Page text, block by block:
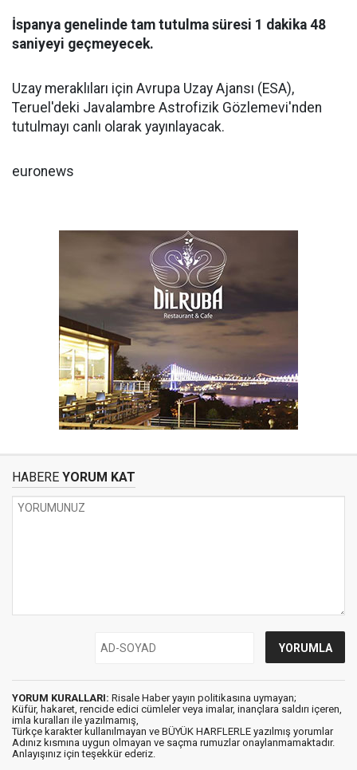
İspanya genelinde tam tutulma süresi 1 dakika 48
saniyeyi geçmeyecek.
Uzay meraklıları için Avrupa Uzay Ajansı (ESA),
Teruel'deki Javalambre Astrofizik Gözlemevi'nden
tutulmayı canlı olarak yayınlayacak.
euronews
HABERE YORUM KAT
YORUM KURALLARI: Risale Haber yayın politikasına uymayan;
Küfür, hakaret, rencide edici cümleler veya imalar, inançlara saldırı içeren,
imla kuralları ile yazılmamış,
Türkçe karakter kullanılmayan ve BÜYÜK HARFLERLE yazılmış yorumlar
Adınız kısmına uygun olmayan ve saçma rumuzlar onaylanmamaktadır.
Anlayışınız için teşekkür ederiz.